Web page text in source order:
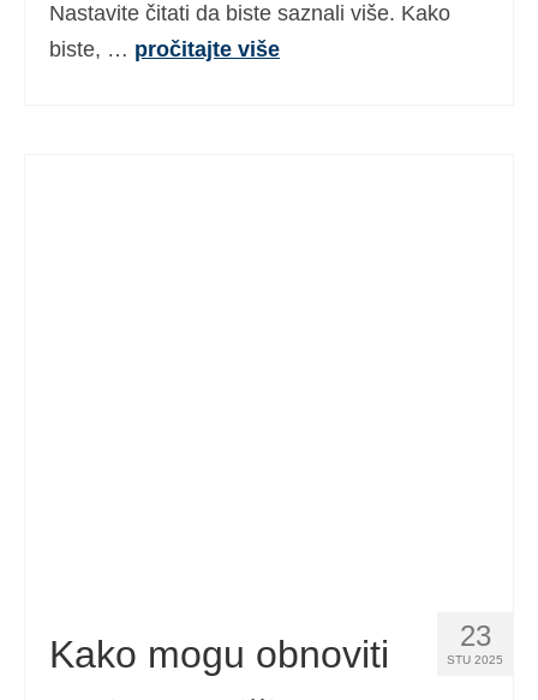
Nastavite čitati da biste saznali više. Kako
biste, … pročitajte više
23
STU 2025
Kako mogu obnoviti